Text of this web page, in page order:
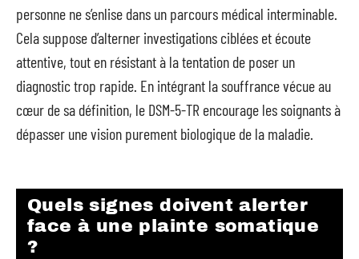
personne ne s’enlise dans un parcours médical interminable.
Cela suppose d’alterner investigations ciblées et écoute
attentive, tout en résistant à la tentation de poser un
diagnostic trop rapide. En intégrant la souffrance vécue au
cœur de sa définition, le DSM-5-TR encourage les soignants à
dépasser une vision purement biologique de la maladie.
Quels signes doivent alerter
face à une plainte somatique
?